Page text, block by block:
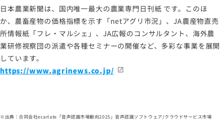
日本農業新聞は、国内唯一最大の農業専門日刊紙 です。このほ
か、農畜産物の価格指標を示す「netアグリ市況」、JA農産物直売
所情報紙「フレ・マルシェ」、JA広報のコンサルタント、海外農
業研修視察団の派遣や各種セミナーの開催など、多彩な事業を展開
しています。
https://www.agrinews.co.jp/
※出典：合同会社ecarlate「音声認識市場動向2025」音声認識ソフトウェア/クラウドサービス市場